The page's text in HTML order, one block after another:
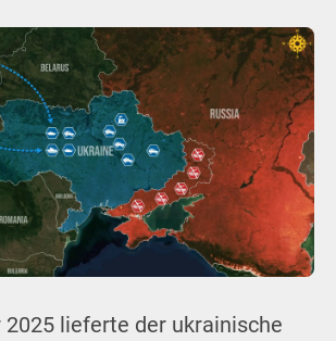
2025 lieferte der ukrainische